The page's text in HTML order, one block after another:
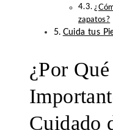
zapatos?
Cuida tus
¿Por Qué
Cuidado